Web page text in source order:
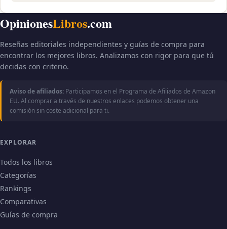
OpinionesLibros.com
Reseñas editoriales independientes y guías de compra para
encontrar los mejores libros. Analizamos con rigor para que tú
decidas con criterio.
Aviso de afiliados: Participamos en el Programa de Afiliados de Amazon
EU. Al comprar a través de nuestros enlaces podemos obtener una
comisión sin coste adicional para ti.
EXPLORAR
Todos los libros
Categorías
Rankings
Comparativas
Guías de compra